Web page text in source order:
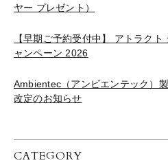
ヤー プレゼント）
【早期ご予約受付中】 アトラク
ャンペーン 2026
Ambientec（アンビエンテック）
改定のお知らせ
CATEGORY